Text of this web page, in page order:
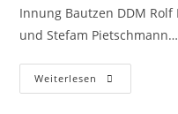
Innung Bautzen DDM
und Stefam Pietschmann…
Weiterlesen
2023